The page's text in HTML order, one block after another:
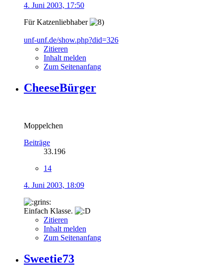
4. Juni 2003, 17:50
Für Katzenliebhaber
unf-unf.de/show.php?did=326
Zitieren
Inhalt melden
Zum Seitenanfang
CheeseBürger
Moppelchen
Beiträge
33.196
14
4. Juni 2003, 18:09
Einfach Klasse.
Zitieren
Inhalt melden
Zum Seitenanfang
Sweetie73